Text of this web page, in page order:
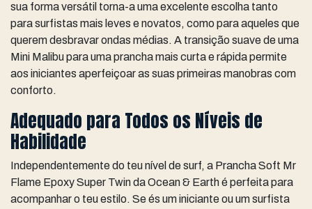
sua forma versátil torna-a uma excelente escolha tanto
para surfistas mais leves e novatos, como para aqueles que
querem desbravar ondas médias. A transição suave de uma
Mini Malibu para uma prancha mais curta e rápida permite
aos iniciantes aperfeiçoar as suas primeiras manobras com
conforto.
Adequado para Todos os Níveis de
Habilidade
Independentemente do teu nível de surf, a Prancha Soft Mr
Flame Epoxy Super Twin da Ocean & Earth é perfeita para
acompanhar o teu estilo. Se és um iniciante ou um surfista